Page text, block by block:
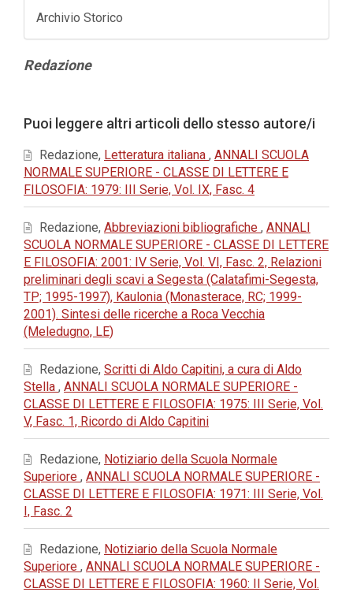
Archivio Storico
Contenuto
Redazione
dell'articolo
Puoi leggere altri articoli dello stesso autore/i
Redazione, Letteratura italiana , ANNALI SCUOLA
NORMALE SUPERIORE - CLASSE DI LETTERE E
FILOSOFIA: 1979: III Serie, Vol. IX, Fasc. 4
Redazione, Abbreviazioni bibliografiche , ANNALI
SCUOLA NORMALE SUPERIORE - CLASSE DI LETTERE
E FILOSOFIA: 2001: IV Serie, Vol. VI, Fasc. 2, Relazioni
preliminari degli scavi a Segesta (Calatafimi-Segesta,
TP; 1995-1997), Kaulonia (Monasterace, RC; 1999-
2001). Sintesi delle ricerche a Roca Vecchia
(Meledugno, LE)
Redazione, Scritti di Aldo Capitini, a cura di Aldo
Stella , ANNALI SCUOLA NORMALE SUPERIORE -
CLASSE DI LETTERE E FILOSOFIA: 1975: III Serie, Vol.
V, Fasc. 1, Ricordo di Aldo Capitini
Redazione, Notiziario della Scuola Normale
Superiore , ANNALI SCUOLA NORMALE SUPERIORE -
CLASSE DI LETTERE E FILOSOFIA: 1971: III Serie, Vol.
I, Fasc. 2
Redazione, Notiziario della Scuola Normale
Superiore , ANNALI SCUOLA NORMALE SUPERIORE -
CLASSE DI LETTERE E FILOSOFIA: 1960: II Serie, Vol.